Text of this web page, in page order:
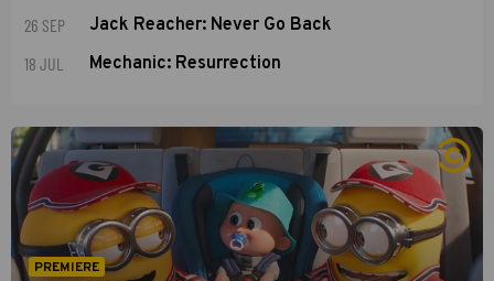
26 SEP Jack Reacher: Never Go Back
18 JUL Mechanic: Resurrection
PREMIERE